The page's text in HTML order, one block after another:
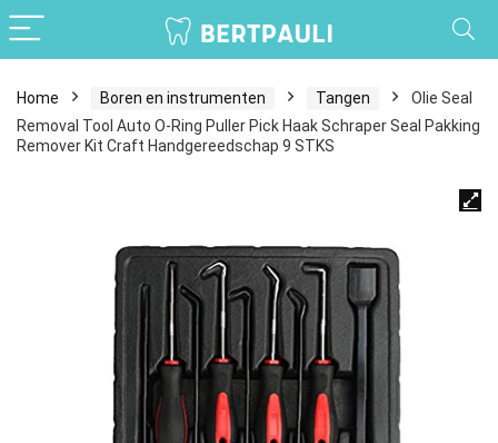
Home Boren en instrumenten Tangen
Olie Seal
Removal Tool Auto O-Ring Puller Pick Haak Schraper Seal Pakking
Remover Kit Craft Handgereedschap 9 STKS